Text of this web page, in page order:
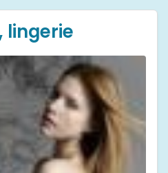
lingerie